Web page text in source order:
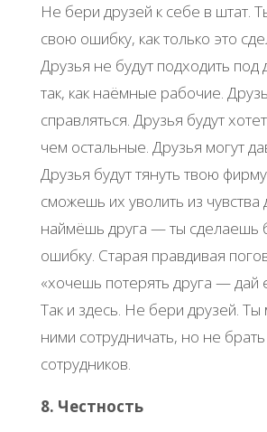
Не бери друзей к себе в штат.
свою ошибку, как только это
Друзья не будут подходить под
так, как наёмные рабочие.
справляться. Друзья будут
чем остальные. Друзья могут
Друзья будут тянуть твою
сможешь их уволить из чувства
наймёшь друга — ты сделаешь
ошибку. Старая правдивая
«хочешь потерять друга — дай
Так и здесь. Не бери друзей.
ними сотрудничать, но не
сотрудников.
8. Честность